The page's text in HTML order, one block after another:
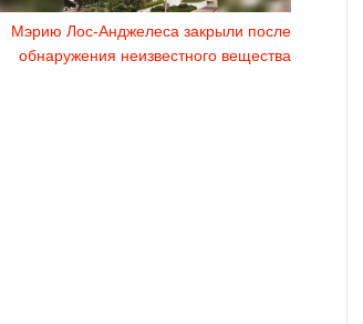
Мэрию Лос-Анджелеса закрыли после
обнаружения неизвестного вещества